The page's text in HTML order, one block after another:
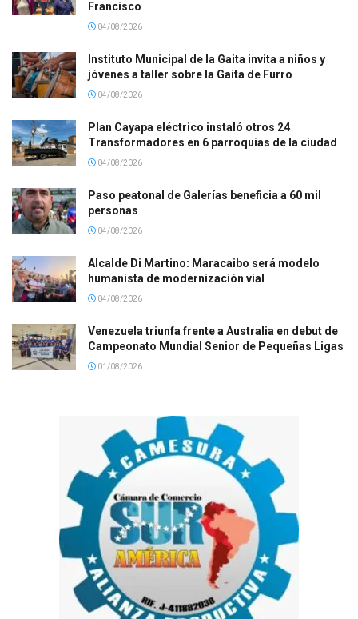
Francisco
04/08/2026
Instituto Municipal de la Gaita invita a niños y
jóvenes a taller sobre la Gaita de Furro
04/08/2026
Plan Cayapa eléctrico instaló otros 24
Transformadores en 6 parroquias de la ciudad
04/08/2026
Paso peatonal de Galerías beneficia a 60 mil
personas
04/08/2026
Alcalde Di Martino: Maracaibo será modelo
humanista de modernización vial
04/08/2026
Venezuela triunfa frente a Australia en debut de
Campeonato Mundial Senior de Pequeñas Ligas
01/08/2026